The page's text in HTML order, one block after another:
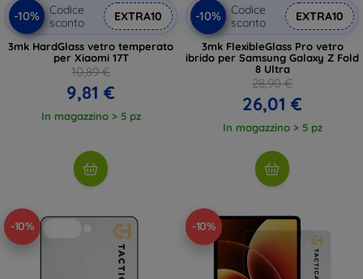
-10%
Codice
sconto
EXTRA10
3mk HardGlass vetro temperato
per Xiaomi 17T
10,89 €
9,81 €
In magazzino > 5 pz
-10%
Codice
sconto
EXTRA10
3mk FlexibleGlass Pro vetro
ibrido per Samsung Galaxy Z Fold
8 Ultra
28,90 €
26,01 €
In magazzino > 5 pz
-10% -10%